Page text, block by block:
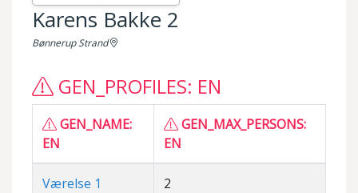
Karens Bakke 2
Bønnerup Strand
GEN_PROFILES: EN
GEN_NAME:
EN
GEN_MAX_PERSONS:
EN
Værelse 1 2